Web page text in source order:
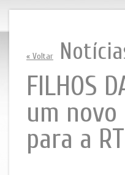
« Voltar
FILHOS
um novo
para a